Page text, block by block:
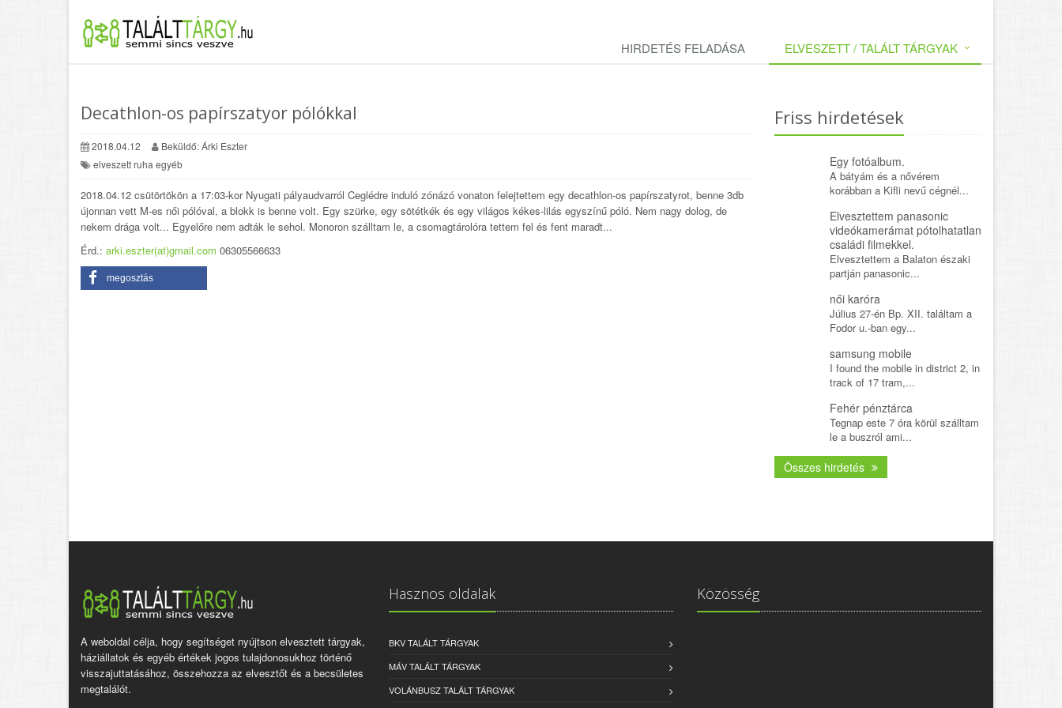
HIRDETÉS FELADÁSA ELVESZETT / TALÁLT TÁRGYAK
Decathlon-os papírszatyor pólókkal
2018.04.12
Beküldő: Árki Eszter
elveszett ruha egyéb
2018.04.12 csütörtökön a 17:03-kor Nyugati pályaudvarról Ceglédre induló zónázó vonaton felejtettem egy decathlon-os papírszatyrot, benne 3db
újonnan vett M-es női pólóval, a blokk is benne volt. Egy szürke, egy sötétkék és egy világos kékes-lilás egyszínű póló. Nem nagy dolog, de
nekem drága volt... Egyelőre nem adták le sehol. Monoron szálltam le, a csomagtárolóra tettem fel és fent maradt...
Érd.: arki.eszter(at)gmail.com 06305566633
megosztás
Friss hirdetések
Egy fotóalbum.
A bátyám és a nővérem
korábban a Kifli nevű cégnél...
Elvesztettem panasonic
videókamerámat pótolhatatlan
családi filmekkel.
Elvesztettem a Balaton északi
partján panasonic...
női karóra
Július 27-én Bp. XII. találtam a
Fodor u.-ban egy...
samsung mobile
I found the mobile in district 2, in
track of 17 tram,...
Fehér pénztárca
Tegnap este 7 óra körül szálltam
le a buszról ami...
Összes hirdetés
A weboldal célja, hogy segítséget nyújtson elvesztett tárgyak,
háziállatok és egyéb értékek jogos tulajdonosukhoz történő
visszajuttatásához, összehozza az elvesztőt és a becsületes
megtalálót.
Hasznos oldalak
BKV TALÁLT TÁRGYAK
MÁV TALÁLT TÁRGYAK
VOLÁNBUSZ TALÁLT TÁRGYAK
Közösség